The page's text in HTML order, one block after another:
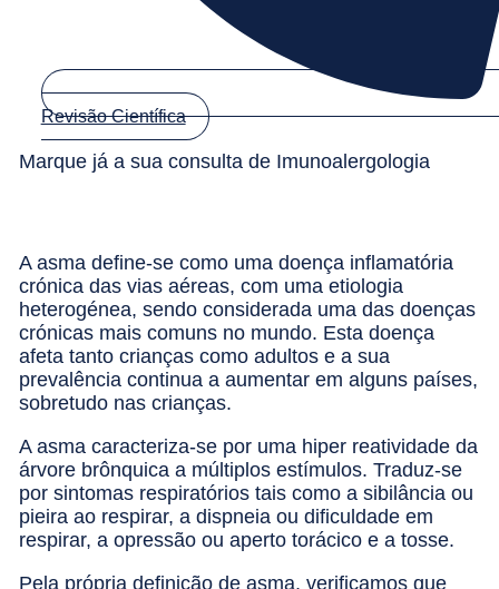
Revisão Científica
Marque já a sua consulta de Imunoalergologia
A asma define-se como uma doença inflamatória
crónica das vias aéreas, com uma etiologia
heterogénea, sendo considerada uma das doenças
crónicas mais comuns no mundo. Esta doença
afeta tanto crianças como adultos e a sua
prevalência continua a aumentar em alguns países,
sobretudo nas crianças.
A asma caracteriza-se por uma hiper reatividade da
árvore brônquica a múltiplos estímulos. Traduz-se
por sintomas respiratórios tais como a sibilância ou
pieira ao respirar, a dispneia ou dificuldade em
respirar, a opressão ou aperto torácico e a tosse.
Pela própria definição de asma, verificamos que